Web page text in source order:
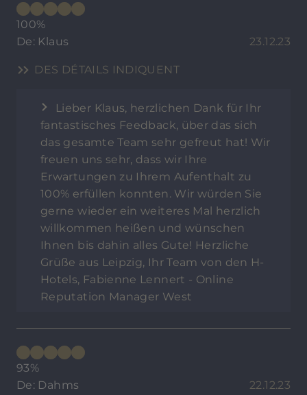
100%
De: Klaus
23.12.23
DES DÉTAILS INDIQUENT
Lieber Klaus, herzlichen Dank für Ihr
fantastisches Feedback, über das sich
das gesamte Team sehr gefreut hat! Wir
freuen uns sehr, dass wir Ihre
Erwartungen zu Ihrem Aufenthalt zu
100% erfüllen konnten. Wir würden Sie
gerne wieder ein weiteres Mal herzlich
willkommen heißen und wünschen
Ihnen bis dahin alles Gute! Herzliche
Grüße aus Leipzig, Ihr Team von den H-
Hotels, Fabienne Lennert - Online
Reputation Manager West
93%
De: Dahms
22.12.23